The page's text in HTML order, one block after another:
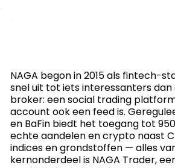
NAGA begon in 2015 als fintech-
snel uit tot iets interessanters
broker: een social trading
account ook een feed is.
en BaFin biedt het toegang tot
echte aandelen en crypto naast
indices en grondstoffen — alles
kernonderdeel is NAGA Trader,